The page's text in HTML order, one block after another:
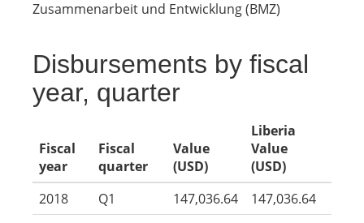
Zusammenarbeit und Entwicklung (BMZ)
Disbursements by fiscal
year, quarter
Fiscal
year
Fiscal
quarter
Value
(USD)
Liberia
Value
(USD)
2018
Q1 147,036.64
147,036.64